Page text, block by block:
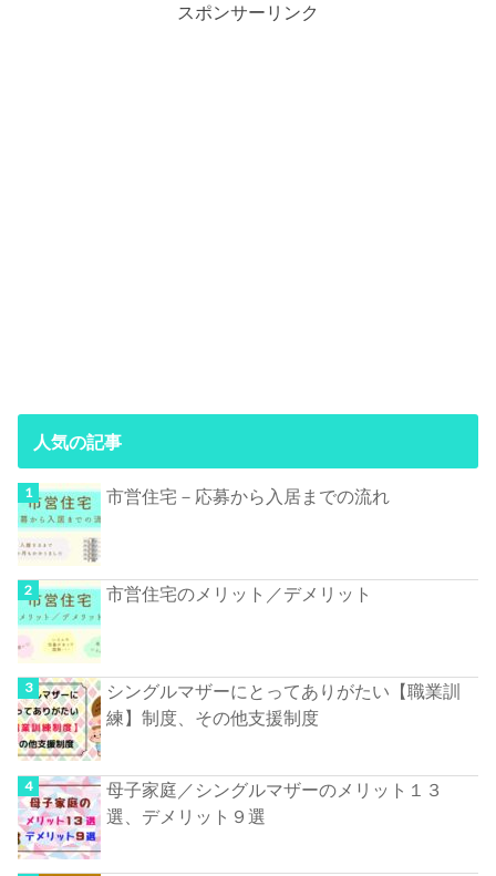
スポンサーリンク
人気の記事
市営住宅－応募から入居までの流れ
市営住宅のメリット／デメリット
シングルマザーにとってありがたい【職業訓
練】制度、その他支援制度
母子家庭／シングルマザーのメリット１３
選、デメリット９選